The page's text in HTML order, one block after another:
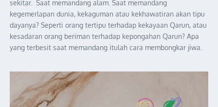
sekitar. Saat memandang alam. Saat memandang
kegemerlapan dunia, kekaguman atau kekhawatiran akan tipu
dayanya? Seperti orang tertipu terhadap kekayaan Qarun, atau
kesadaran orang beriman terhadap kepongahan Qarun? Apa
yang terbesit saat memandang itulah cara membongkar jiwa.